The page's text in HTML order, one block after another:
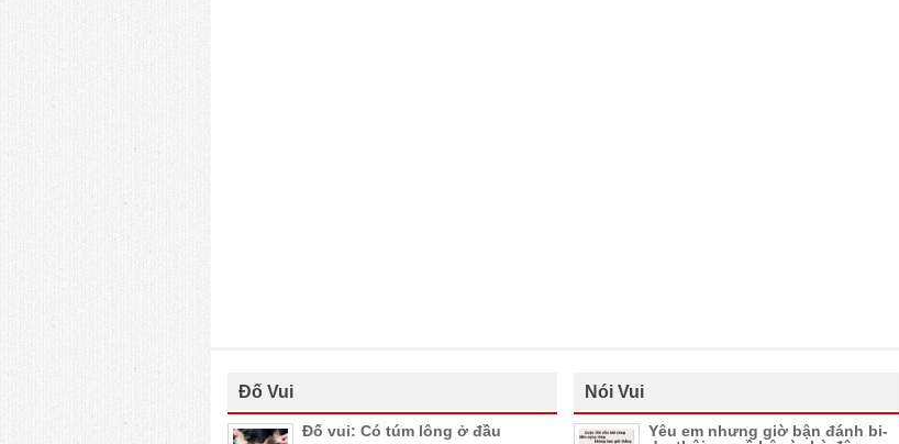
Đố Vui
Đố vui: Có túm lông ở đầu
Nói Vui
Yêu em nhưng giờ bận đánh bi-